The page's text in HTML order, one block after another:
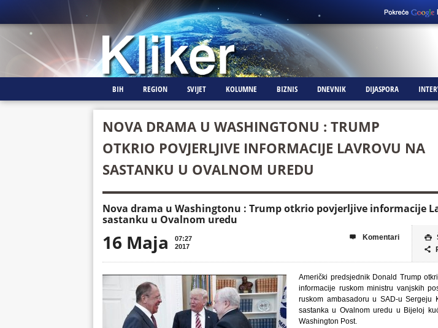
BIH REGION SVIJET KOLUMNE BIZNIS DNEVNIK DIJASPORA
NOVA DRAMA U WASHINGTONU : TRUMP
OTKRIO POVJERLJIVE INFORMACIJE LAVROVU NA
SASTANKU U OVALNOM UREDU
Nova drama u Washingtonu : Trump otkrio povjerljive informacije
sastanku u Ovalnom uredu
16 Maja
07:27
2017


 Komentari
Američki predsjednik Donald Trump
informacije ruskom ministru vanjskih
ruskom ambasadoru u SAD-u Sergeju
sastanka u Ovalnom uredu u Bijeloj
Washington Post.